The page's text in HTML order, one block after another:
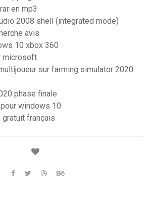
en mp3
2008 shell (integrated mode)
avis
10 xbox 360
microsoft
sur farming simulator 2020
phase finale
windows 10
gratuit français